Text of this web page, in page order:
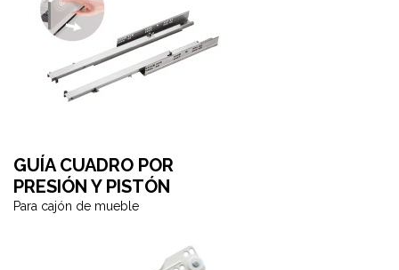
GUÍA CUADRO POR
PRESIÓN Y PISTÓN
Para cajón de mueble